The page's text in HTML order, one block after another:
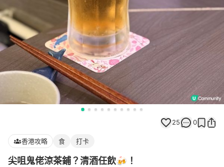
25 0
香港攻略 食 打卡
尖咀鬼佬涼茶鋪？清酒任飲🍻！